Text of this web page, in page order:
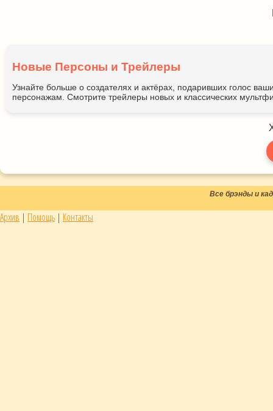
Новые Персоны и Трейлеры
Узнайте больше о создателях и актёрах, подаривших голос
персонажам. Смотрите трейлеры новых и классических
Все брэнды и
Архив | Помощь | Контакты